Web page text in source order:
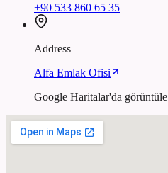
+90 533 860 65 35
Address
Alfa Emlak Ofisi
Google Haritalar'da görüntüle